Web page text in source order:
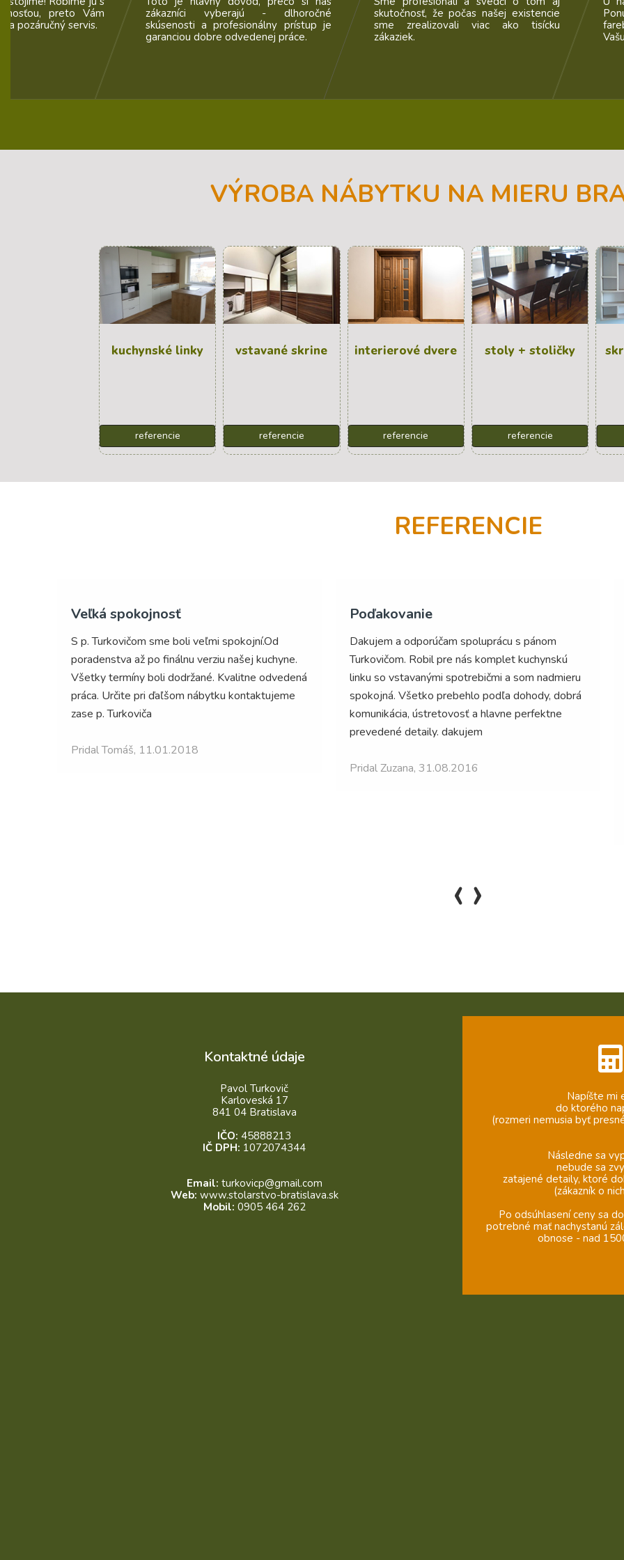
- dlhoročné
prístup je
skutočnosť, že počas našej existencie
sme zrealizovali viac ako tisícku
zákaziek.
Ponúkame širokú škálu materiálov,
farebných prevedení a doplnkov pre
Vašu úplnú spokojnosť!
VÝROBA NÁBYTKU NA MIERU
kuchynské linky
referencie
vstavané skrine
referencie
interierové dvere
referencie
stoly + stoličky
referencie
REFERENCIE
Poďakovanie
Dakujem a odporúčam spoluprácu s pánom
Turkovičom. Robil pre nás komplet kuchynskú
linku so vstavanými spotrebičmi a som nadmieru
spokojná. Všetko prebehlo podľa dohody, dobrá
komunikácia, ústretovosť a hlavne perfektne
Spokojný zákazník
Objednala som si kuchynskú linku. P. Turkovič mi
nielen poradil s návrhom, ale aj vysvetlil
možnosti, navrhol lacnejšiu ale pritom rovnako
kvalitnú alternatívu. Čo povedal to platilo, prišiel
vždy na čas, montáž bez problémov, cena
výborná!!! Teraz priatelia čo chodia ku mne domov
cenu som dostala. Vrelo odporúčam !! Keby
‹›
Kontaktné údaje
Pavol Turkovič
Karloveská 17
841 04 Bratislava
IČO: 45888213
IČ DPH: 1072074344
Email: turkovicp@gmail.com
Web: www.stolarstvo-bratislava.sk
Mobil: 0905 464 262
Napíšte mi
do ktorého
(rozmeri nemusia byť
Následne sa
nebude sa
zatajené detaily, ktoré
(zákazník o
Po odsúhlasení ceny sa
potrebné mať nachystanú
obnose - nad